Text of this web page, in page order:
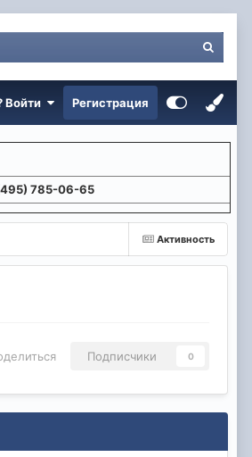
Войти Регистрация
785-06-65
Активность
Подписчики 0